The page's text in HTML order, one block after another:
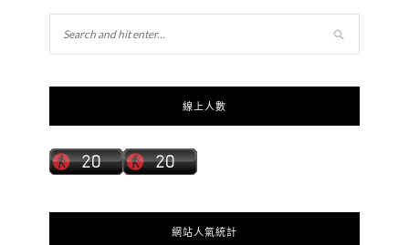
線上人數
網站人氣統計